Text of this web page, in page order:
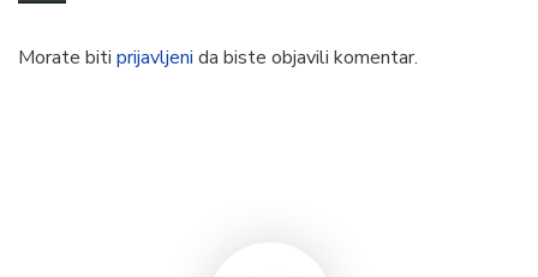
Morate biti prijavljeni da biste objavili komentar.